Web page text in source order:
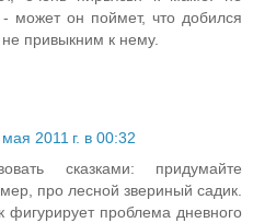
может он поймет, что добился
привыкним к нему.
2011 г. в 00:32
сказками: придумайте
про лесной звериный садик.
фигурирует проблема дневного